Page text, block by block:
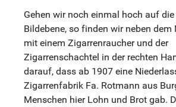
Gehen wir noch einmal hoch auf
Bildebene, so finden wir neben dem
mit einem Zigarrenraucher und der
Zigarrenschachtel in der rechten
darauf, dass ab 1907 eine
Zigarrenfabrik Fa. Rotmann aus
Menschen hier Lohn und Brot gab.